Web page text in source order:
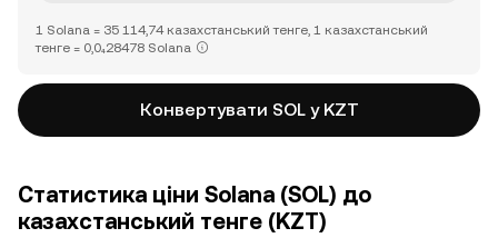
1 Solana = 35 114,74 казахстанський тенге, 1 казахстанський
тенге = 0,0₄28478 Solana
Конвертувати SOL у KZT
Статистика ціни Solana (SOL) до
казахстанський тенге (KZT)